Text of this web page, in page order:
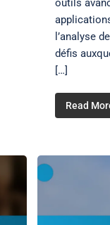
outils
l’analyse
défis
[…]
Read